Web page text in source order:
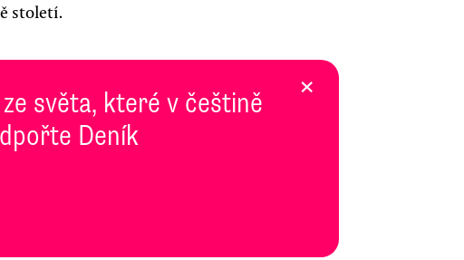
století.
světa, které v češtině
Deník
×